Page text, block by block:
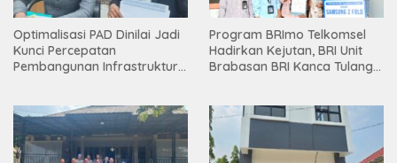
Optimalisasi PAD Dinilai Jadi
Kunci Percepatan
Pembangunan Infrastruktur
Program BRImo Telkomsel
Hadirkan Kejutan, BRI Unit
Brabasan BRI Kanca Tulang
Mesuji